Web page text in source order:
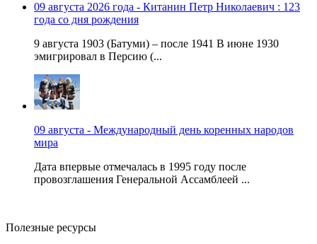
09 августа 2026 года - Китанин Петр Николаевич : 123
года со дня рождения
9 августа 1903 (Батуми) – после 1941 В июне 1930
эмигрировал в Персию (...
09 августа - Международный день коренных народов
мира
Дата впервые отмечалась в 1995 году после
провозглашения Генеральной Ассамблеей ...
Полезные ресурсы